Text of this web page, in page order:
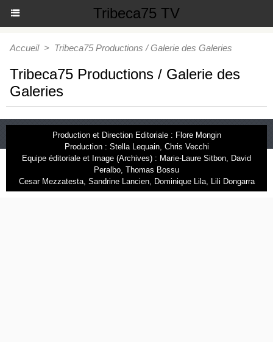
Tribeca75 TV
Accueil > Tribeca75 Productions / Galerie des Galeries
Tribeca75 Productions / Galerie des
Galeries
Production et Direction Editoriale : Flore Mongin
Production : Stella Lequain, Chris Vecchi
Equipe éditoriale et Image (Archives) : Marie-Laure Sitbon, David
Peralbo, Thomas Bossu
Cesar Mezzatesta, Sandrine Lancien, Dominique Lila, Lili Dongarra